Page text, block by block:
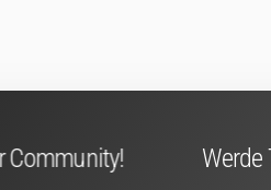
Werde Teil der Community!